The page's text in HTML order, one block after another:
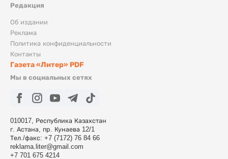
Редакция
Об издании
Реклама
Политика конфиденциальности
Контакты
Газета «Литер» PDF
Мы в социальных сетях
010017, Республика Казахстан
г. Астана, пр. Кунаева 12/1
Тел./факс: +7 (7172) 76 84 66
reklama.liter@gmail.com
+7 701 675 4214